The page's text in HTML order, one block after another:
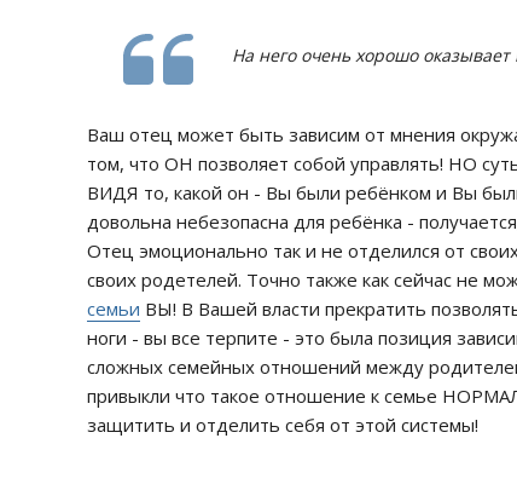
На него очень хорошо
Ваш отец может быть зависим от мнения
том, что ОН позволяет собой управлять! НО
ВИДЯ то, какой он - Вы были ребёнком и Вы
довольна небезопасна для ребёнка -
Отец эмоционально так и не отделился от
своих родетелей. Точно также как сейчас не
семьи ВЫ! В Вашей власти прекратить
ноги - вы все терпите - это была позиция
сложных семейных отношений между
привыкли что такое отношение к семье
защитить и отделить себя от этой системы!